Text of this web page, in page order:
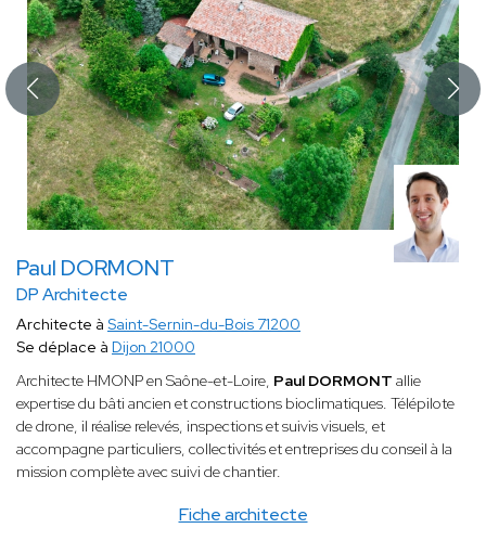
Paul DORMONT
DP Architecte
Fiche architecte
Architecte à Saint-Sernin-du-Bois 71200
Se déplace à Dijon 21000
Architecte HMONP en Saône-et-Loire, Paul DORMONT allie
expertise du bâti ancien et constructions bioclimatiques. Télépilote
de drone, il réalise relevés, inspections et suivis visuels, et
accompagne particuliers, collectivités et entreprises du conseil à la
mission complète avec suivi de chantier.